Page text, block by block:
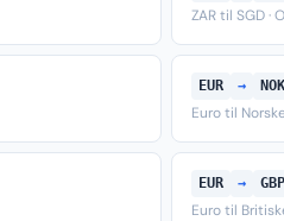
ZAR til SGD
EUR → NOK
Euro til
EUR → GBP
Euro til